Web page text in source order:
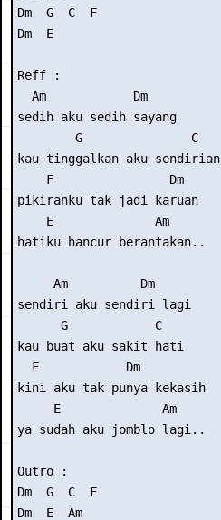
Dm  G  C  F
Dm  E
Reff :
  Am            Dm
sedih aku sedih sayang
        G               C
kau tinggalkan aku sendirian
    F                Dm
pikiranku tak jadi karuan
    E              Am
hatiku hancur berantakan..
     Am          Dm
sendiri aku sendiri lagi
      G            C
kau buat aku sakit hati
  F            Dm
kini aku tak punya kekasih
     E              Am
ya sudah aku jomblo lagi..
Outro :
Dm  G  C  F
Dm  E  Am